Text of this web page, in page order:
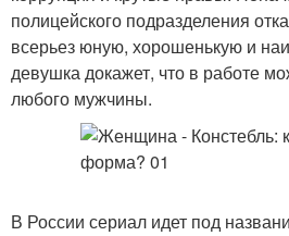
полицейского подразделения
всерьез юную, хорошенькую и
девушка докажет, что в работе
любого мужчины.
В России сериал идет под